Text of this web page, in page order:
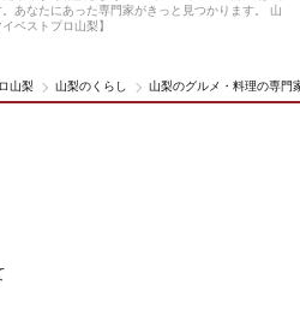
あなたにあった専門家がきっと見つかります。 山
ベストプロ山梨】
山梨 山梨のくらし 山梨のグルメ・料理の専門